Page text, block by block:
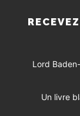
Lord
Un livre